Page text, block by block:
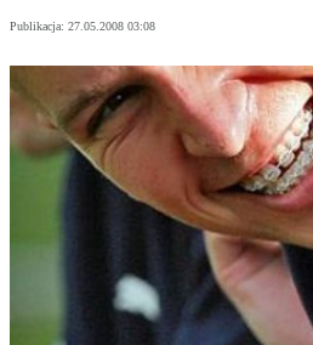
Publikacja: 27.05.2008 03:08